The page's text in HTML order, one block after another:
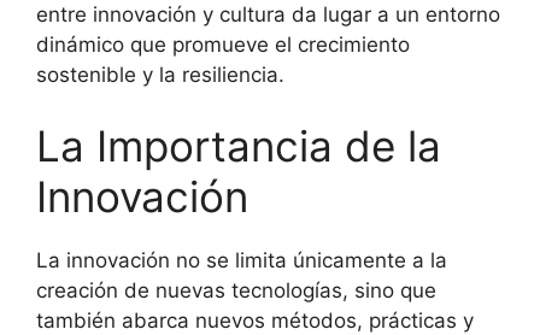
entre innovación y cultura da lugar a un entorno
dinámico que promueve el crecimiento
sostenible y la resiliencia.
La Importancia de la
Innovación
La innovación no se limita únicamente a la
creación de nuevas tecnologías, sino que
también abarca nuevos métodos, prácticas y